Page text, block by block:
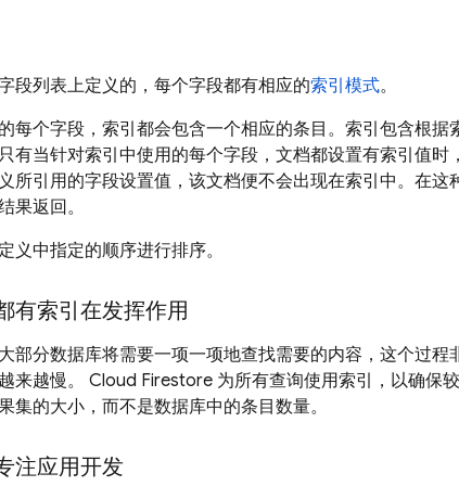
段列表上定义的，每个字段都有相应的索引模式。
每个字段，索引都会包含一个相应的条目。索引包含根据
有当针对索引中使用的每个字段，文档都设置有索引值时
所引用的字段设置值，该文档便不会出现在索引中。在这
果返回。
义中指定的顺序进行排序。
有索引在发挥作用
部分数据库将需要一项一项地查找需要的内容，这个过程
来越慢。 Cloud Firestore 为所有查询使用索引，以确保
集的大小，而不是数据库中的条目数量。
注应用开发